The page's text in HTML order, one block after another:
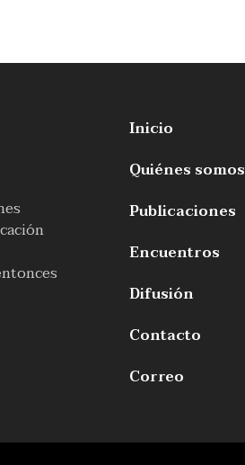
Inicio
Quiénes somos
Publicaciones
Encuentros
Difusión
Contacto
Correo